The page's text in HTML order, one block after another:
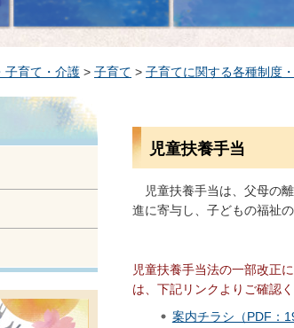
子育て・介護 > 子育て > 子育てに関する各種制度
児童扶養手当
児童扶養手当は、父母の
進に寄与し、子どもの福祉
児童扶養手当法の一部改正
は、下記リンクよりご確認く
案内チラシ（PDF：